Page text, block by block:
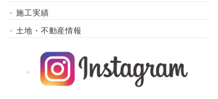
施工実績
土地・不動産情報